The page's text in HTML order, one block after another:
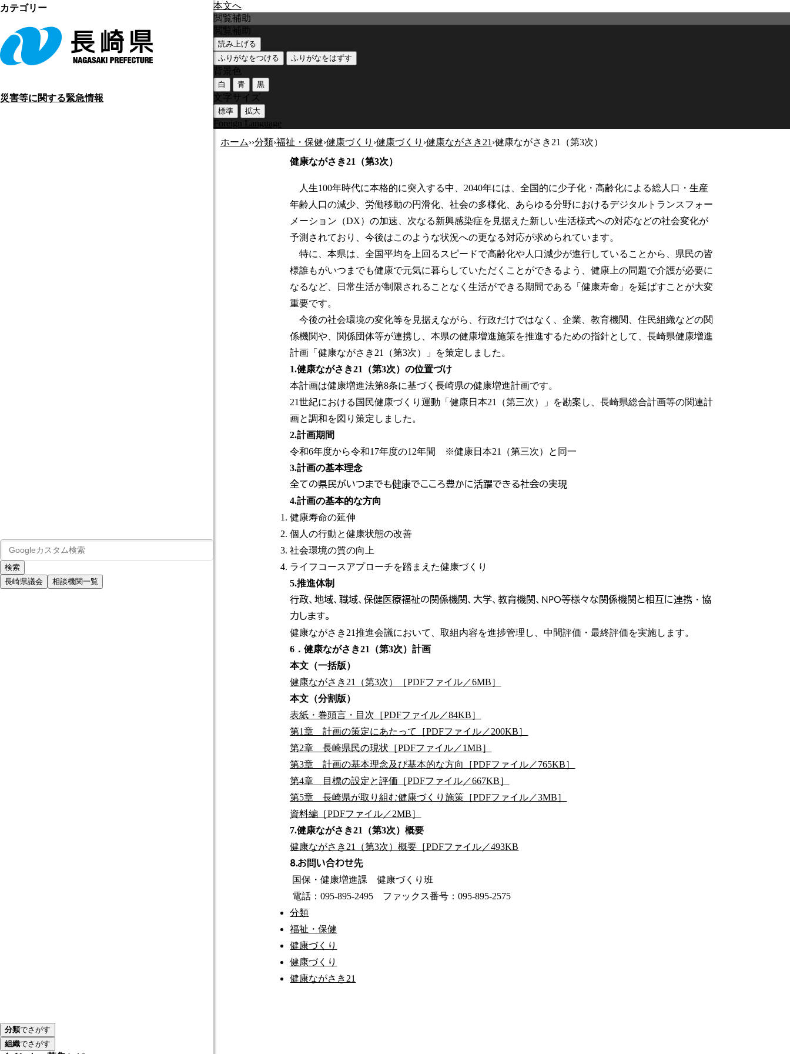
本文へ
災害等に関する緊急情報
長崎県議会 相談機関一覧
分類でさがす
組織でさがす
閲覧補助
閲覧補助
読み上げる
ふりがなをつける
ふりがなをはずす
背景色
白 青 黒
文字サイズ
標準 拡大
Foreign Language
ホーム››分類›福祉・保健›健康づくり ›健康づくり ›健康ながさき21 ›健康ながさき21（第3次）
健康ながさき21（第3次）
人生100年時代に本格的に突入する中、2040年には、全国的に少子化・高齢化による総人口・生産
年齢人口の減少、労働移動の円滑化、社会の多様化、あらゆる分野におけるデジタルトランスフォー
メーション（DX）の加速、次なる新興感染症を見据えた新しい生活様式への対応などの社会変化が
予測されており、今後はこのような状況への更なる対応が求められています。
特に、本県は、全国平均を上回るスピードで高齢化や人口減少が進行していることから、県民の皆
様誰もがいつまでも健康で元気に暮らしていただくことができるよう、健康上の問題で介護が必要に
なるなど、日常生活が制限されることなく生活ができる期間である「健康寿命」を延ばすことが大変
重要です。
今後の社会環境の変化等を見据えながら、行政だけではなく、企業、教育機関、住民組織などの関
係機関や、関係団体等が連携し、本県の健康増進施策を推進するための指針として、長崎県健康増進
計画「健康ながさき21（第3次）」を策定しました。
1.健康ながさき21（第3次）の位置づけ
本計画は健康増進法第8条に基づく長崎県の健康増進計画です。
21世紀における国民健康づくり運動「健康日本21（第三次）」を勘案し、長崎県総合計画等の関連計
画と調和を図り策定しました。
2.計画期間
令和6年度から令和17年度の12年間 ※健康日本21（第三次）と同一
3.計画の基本理念
全ての県民がいつまでも健康でこころ豊かに活躍できる社会の実現
4.計画の基本的な方向
健康寿命の延伸
個人の行動と健康状態の改善
社会環境の質の向上
ライフコースアプローチを踏まえた健康づくり
5.推進体制
行政、地域、職域、保健医療福祉の関係機関、大学、教育機関、NPO等様々な関係機関と相互に連携・協
力します。
健康ながさき21推進会議において、取組内容を進捗管理し、中間評価・最終評価を実施します。
6．健康ながさき21（第3次）計画
本文（一括版）
健康ながさき21（第3次）［PDFファイル／6MB］
本文（分割版）
表紙・巻頭言・目次［PDFファイル／84KB］
第1章 計画の策定にあたって［PDFファイル／200KB］
第2章 長崎県民の現状［PDFファイル／1MB］
第3章 計画の基本理念及び基本的な方向［PDFファイル／765KB］
第4章 目標の設定と評価［PDFファイル／667KB］
第5章 長崎県が取り組む健康づくり施策［PDFファイル／3MB］
資料編［PDFファイル／2MB］
7.健康ながさき21（第3次）概要
健康ながさき21（第3次）概要［PDFファイル／493KB
8.お問い合わせ先
国保・健康増進課 健康づくり班
電話：095-895-2495 ファックス番号：095-895-2575
カテゴリー
分類
福祉・保健
健康づくり
健康づくり
健康ながさき21